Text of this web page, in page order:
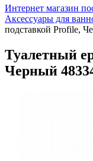
Интернет магазин
Аксессуары для
подставкой Profile,
Туалетный
Черный